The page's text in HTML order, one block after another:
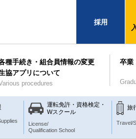
採用
種手続き・組合員情報の変更
協アプリについて
procedures
卒業
運転免許・資格検定・
Wスクール
License/
Qualification School
旅
Travel/